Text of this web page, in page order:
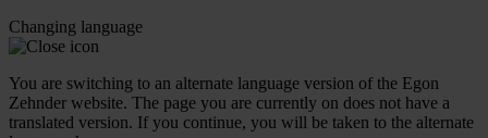
Changing language
You are switching to an alternate language version of the Egon
Zehnder website. The page you are currently on does not have a
translated version. If you continue, you will be taken to the alternate